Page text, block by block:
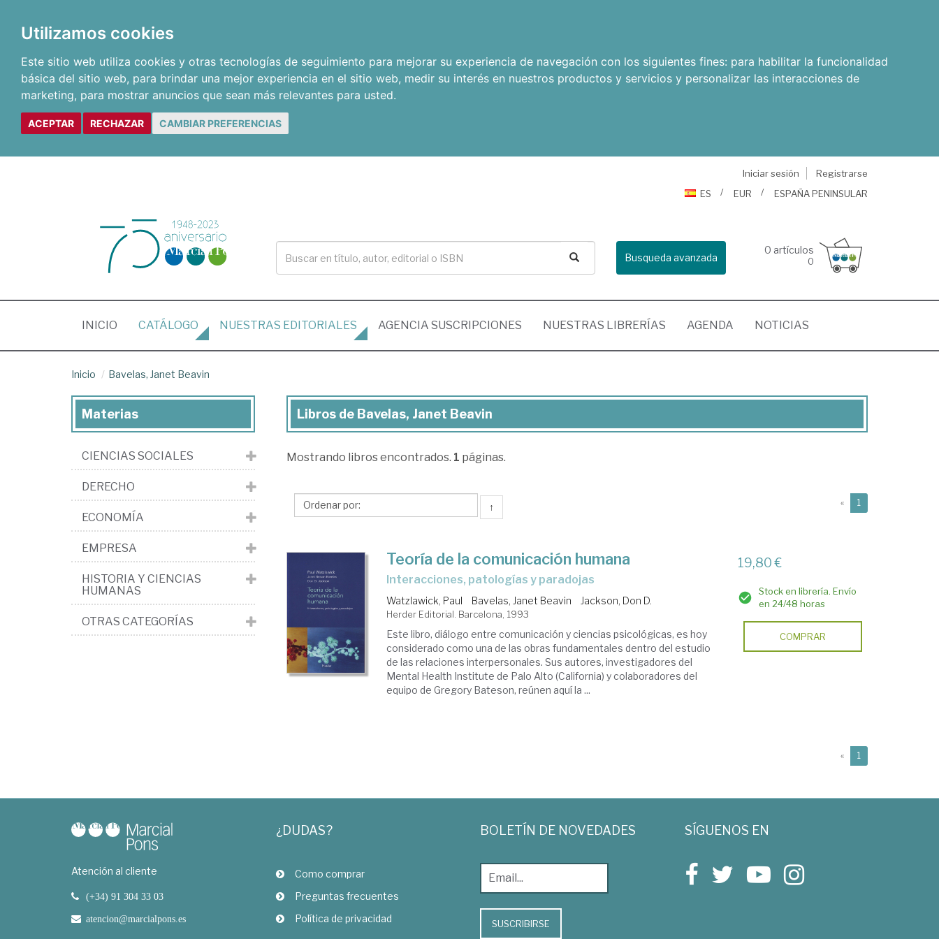
Utilizamos cookies
Este sitio web utiliza cookies y otras tecnologías de seguimiento para mejorar su experiencia de navegación con los siguientes fines: para habilitar la funcionalidad
básica del sitio web, para brindar una mejor experiencia en el sitio web, medir su interés en nuestros productos y servicios y personalizar las interacciones de
marketing, para mostrar anuncios que sean más relevantes para usted.
ACEPTAR RECHAZAR CAMBIAR PREFERENCIAS
Iniciar sesión
Registrarse
ES
EUR ESPAÑA PENINSULAR
Busqueda avanzada
0 artículos
0
INICIO (CURRENT)
CATÁLOGO NUESTRAS EDITORIALES AGENCIA SUSCRIPCIONES NUESTRAS LIBRERÍAS AGENDA NOTICIAS
Inicio Bavelas, Janet Beavin
Libros
Bavelas,
Beavin
Libros de Bavelas, Janet Beavin
Mostrando libros encontrados. 1 páginas.
↑ « 1
Teoría de la comunicación humana
Interacciones, patologías y paradojas
Watzlawick, Paul Bavelas, Janet Beavin Jackson, Don D.
Herder Editorial. Barcelona, 1993
Este libro, diálogo entre comunicación y ciencias psicológicas, es hoy
considerado como una de las obras fundamentales dentro del estudio
de las relaciones interpersonales. Sus autores, investigadores del
Mental Health Institute de Palo Alto (California) y colaboradores del
equipo de Gregory Bateson, reúnen aquí la ...
19,80 €
Stock en librería. Envío
en 24/48 horas
COMPRAR
« 1
Materias
CIENCIAS SOCIALES
DERECHO
ECONOMÍA
EMPRESA
HISTORIA Y CIENCIAS
HUMANAS
OTRAS CATEGORÍAS
Atención al cliente
(+34) 91 304 33 03
atencion@marcialpons.es
¿DUDAS?
Como comprar
Preguntas frecuentes
Política de privacidad
BOLETÍN DE NOVEDADES
SUSCRIBIRSE
SÍGUENOS EN